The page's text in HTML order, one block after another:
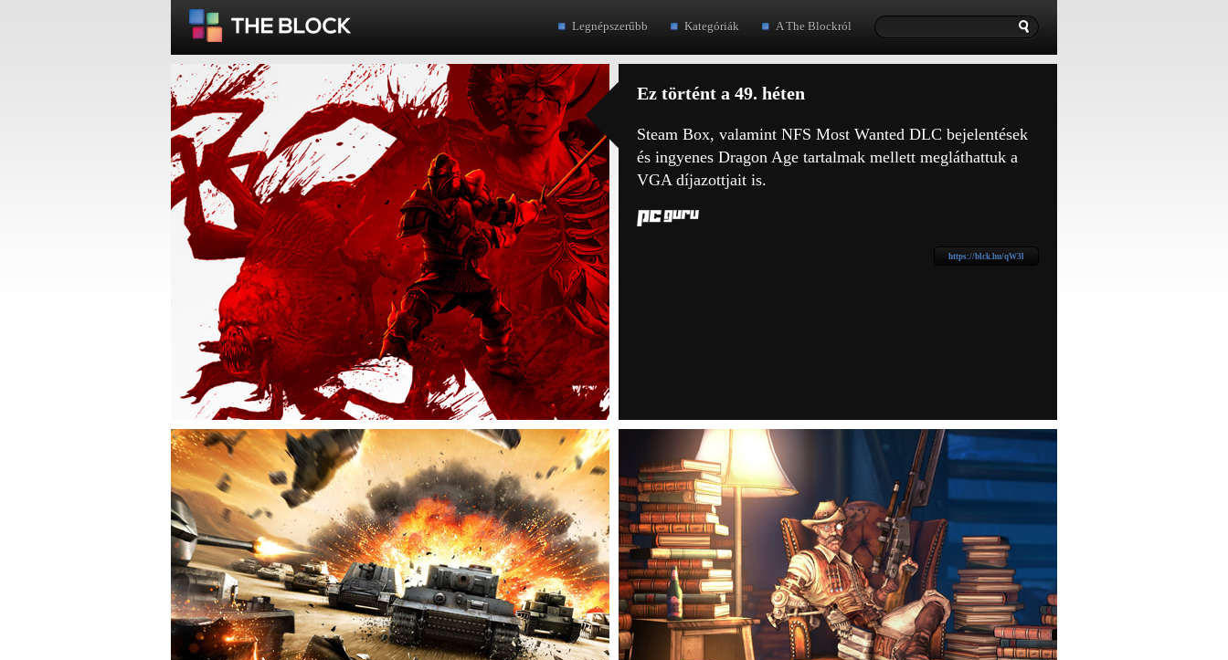
Legnépszerűbb Kategóriák A The Blockról
Ez történt a 49. héten
Steam Box, valamint NFS Most Wanted DLC bejelentések
és ingyenes Dragon Age tartalmak mellett megláthattuk a
VGA díjazottjait is.